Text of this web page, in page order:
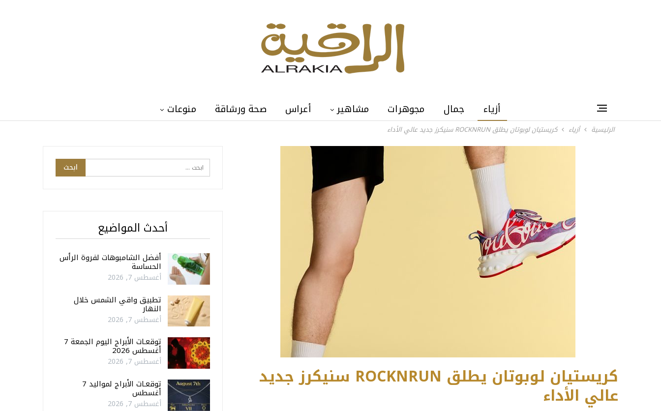
أزياء جمال مجوهرات مشاهير أعراس صحة ورشاقة منوعات
الرئيسية أزياء كريستيان لوبوتان يطلق ROCKNRUN سنيكرز جديد عالي الأداء
كريستيان لوبوتان يطلق ROCKNRUN سنيكرز جديد
عالي الأداء
أحدث المواضيع
أفضل الشامبوهات لفروة الرأس
الحساسة
أغسطس 7, 2026
تطبيق واقي الشمس خلال
النهار
أغسطس 7, 2026
توقعـات الأبراج اليوم الجمعة 7
أغسطس 2026
أغسطس 7, 2026
توقعـات الأبراج لمواليد 7
أغسطس
أغسطس 7, 2026